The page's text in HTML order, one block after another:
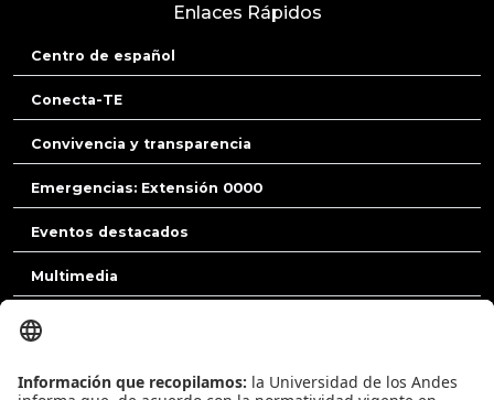
Enlaces Rápidos
Centro de español
Conecta-TE
Convivencia y transparencia
Emergencias: Extensión 0000
Eventos destacados
Multimedia
Noticias